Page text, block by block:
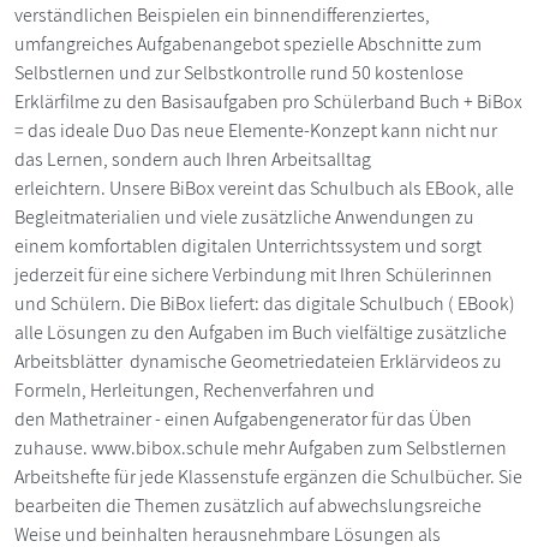
verständlichen Beispielen ein binnendifferenziertes,
umfangreiches Aufgabenangebot spezielle Abschnitte zum
Selbstlernen und zur Selbstkontrolle rund 50 kostenlose
Erklärfilme zu den Basisaufgaben pro Schülerband Buch + BiBox
= das ideale Duo Das neue Elemente-Konzept kann nicht nur
das Lernen, sondern auch Ihren Arbeitsalltag
erleichtern. Unsere BiBox vereint das Schulbuch als EBook, alle
Begleitmaterialien und viele zusätzliche Anwendungen zu
einem komfortablen digitalen Unterrichtssystem und sorgt
jederzeit für eine sichere Verbindung mit Ihren Schülerinnen
und Schülern. Die BiBox liefert: das digitale Schulbuch ( EBook)
alle Lösungen zu den Aufgaben im Buch vielfältige zusätzliche
Arbeitsblätter dynamische Geometriedateien Erklärvideos zu
Formeln, Herleitungen, Rechenverfahren und
den Mathetrainer - einen Aufgabengenerator für das Üben
zuhause. www.bibox.schule mehr Aufgaben zum Selbstlernen
Arbeitshefte für jede Klassenstufe ergänzen die Schulbücher. Sie
bearbeiten die Themen zusätzlich auf abwechslungsreiche
Weise und beinhalten herausnehmbare Lösungen als